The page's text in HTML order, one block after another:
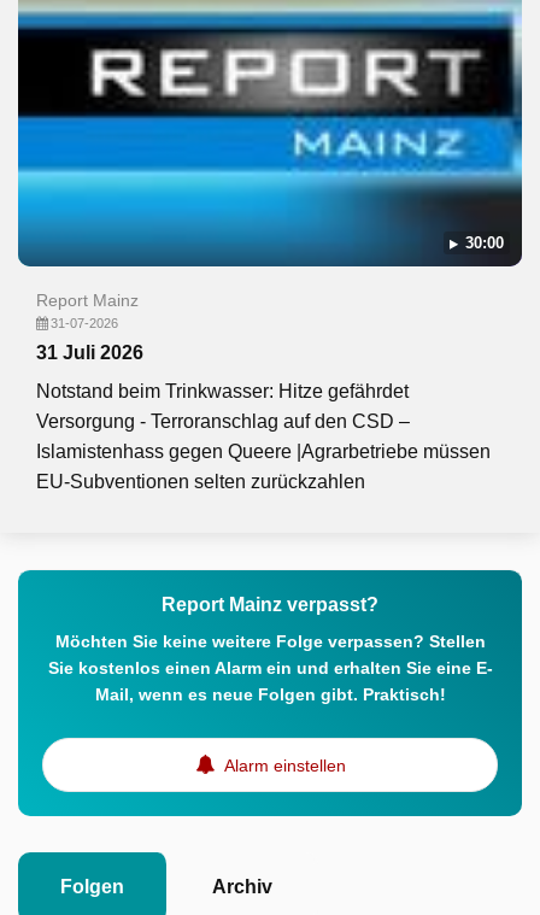
30:00
Report Mainz
31-07-2026
31 Juli 2026
Notstand beim Trinkwasser: Hitze gefährdet
Versorgung - Terroranschlag auf den CSD –
Islamistenhass gegen Queere |Agrarbetriebe müssen
EU-Subventionen selten zurückzahlen
Report Mainz verpasst?
Möchten Sie keine weitere Folge verpassen? Stellen
Sie kostenlos einen Alarm ein und erhalten Sie eine E-
Mail, wenn es neue Folgen gibt. Praktisch!
Alarm einstellen
Folgen Archiv